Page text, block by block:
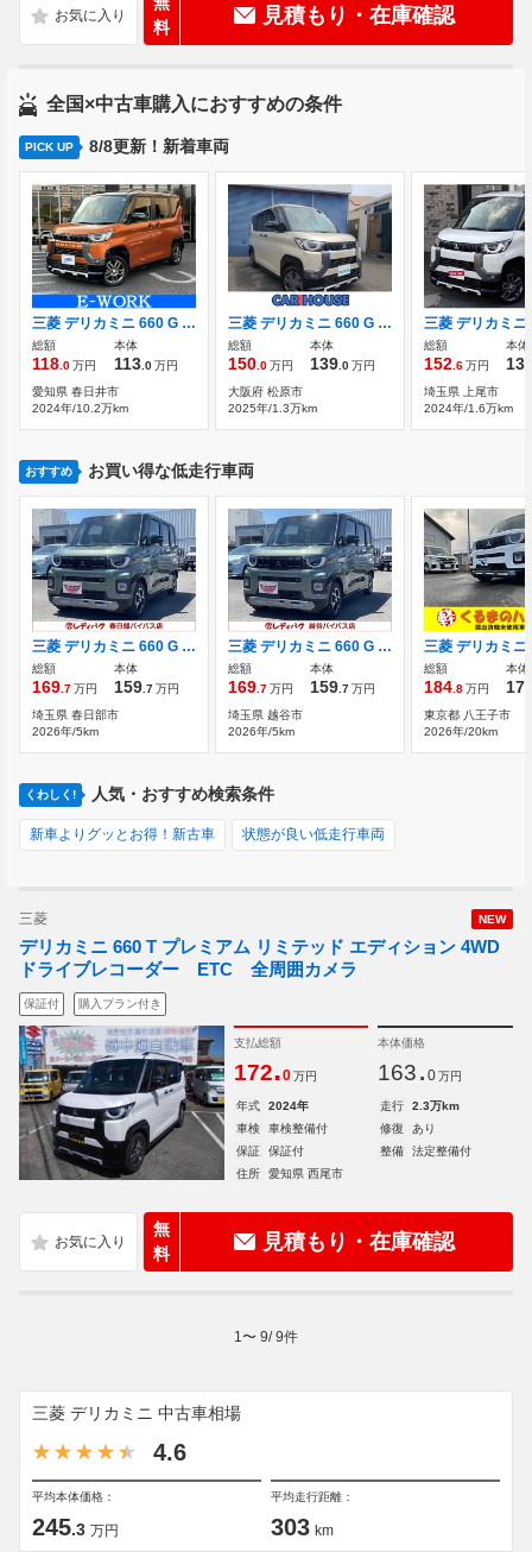
料
見積もり・在庫確認
全国×中古車購入におすすめの条件
PICK UP 8/8更新！新着車両
三菱 デリカミニ 660 G プレミアム デジタルインナーミラー 両側電動スライド
総額
118 .0万円
本体
113 .0万円
愛知県 春日井市
2024年/10.2万km
三菱 デリカミニ 660 G 衝突軽減B ミラー型バックカメラ 左パワー
総額
150 .0万円
本体
139 .0万円
大阪府 松原市
2025年/1.3万km
総額
152 .6万円
本体
埼玉県 上尾市
2024年/1.6万km
おすすめ お買い得な低走行車両
三菱 デリカミニ 660 G 届出済未使用車
総額
169.7万円
本体
159.7万円
埼玉県 春日部市
2026年/5km
三菱 デリカミニ 660 G 届出済未使用車
総額
169.7万円
本体
159.7万円
埼玉県 越谷市
2026年/5km
総額
184.8万円
本体
東京都 八王子市
2026年/20km
くわしく! 人気・おすすめ検索条件
新車よりグッとお得！新古車 状態が良い低走行車両
NEW
三菱
デリカミニ 660 T プレミアム リミテッド エディション 4WD
ドライブレコーダー ETC 全周囲カメラ
保証付 購入プラン付き
支払総額
172.0 万円
本体価格
163. 0 万円
年式 2024年 走行
2.3万km
車検
車検整備付 修復
あり
保証
保証付 整備
法定整備付
住所
愛知県 西尾市
無
料
見積もり・在庫確認
1 〜 9/9件
三菱 デリカミニ 中古車相場
4.6
平均本体価格：
245.3 万円
平均走行距離：
303 km